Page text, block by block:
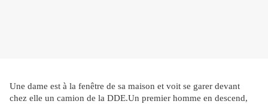
Une dame est à la fenêtre de sa maison et voit se garer devant
chez elle un camion de la DDE.Un premier homme en descend,